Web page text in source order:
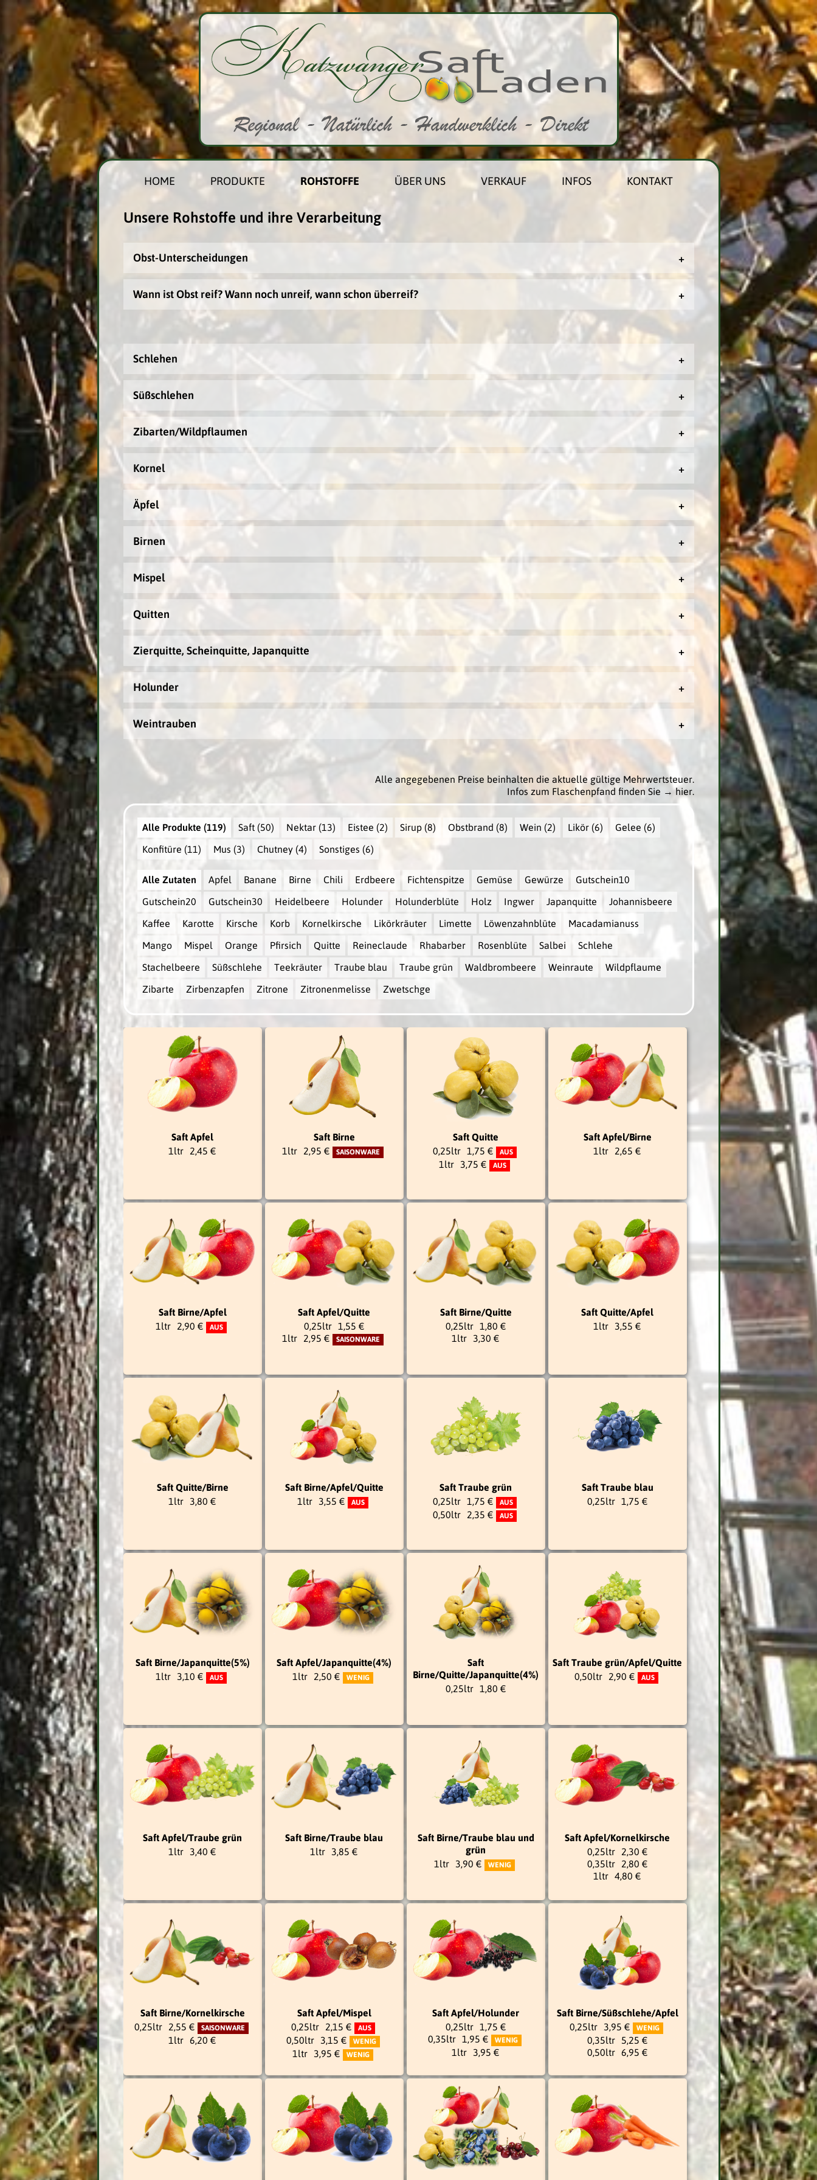
HOME PRODUKTE ROHSTOFFE ÜBER UNS VERKAUF INFOS KONTAKT
Unsere Rohstoffe und ihre Verarbeitung
Obst-Unterscheidungen
Wann ist Obst reif? Wann noch unreif, wann schon überreif?
Schlehen
Süßschlehen
Zibarten/Wildpflaumen
Kornel
Äpfel
Birnen
Mispel
Quitten
Zierquitte, Scheinquitte, Japanquitte
Holunder
Weintrauben
Alle angegebenen Preise beinhalten die aktuelle gültige Mehrwertsteuer.
Infos zum Flaschenpfand finden Sie → hier.
Alle Produkte (119) Saft(50) Nektar(13) Eistee (2) Sirup(8) Obstbrand (8) Wein (2) Likör(6) Gelee (6)
Konfitüre (11) Mus (3) Chutney(4) Sonstiges (6)
Alle Zutaten Apfel Banane Birne Chili Erdbeere Fichtenspitze Gemüse Gewürze
Gutschein10
Gutschein20
Gutschein30 Heidelbeere Holunder Holunderblüte Holz Ingwer Japanquitte
Johannisbeere
Kaffee
Karotte Kirsche Korb Kornelkirsche Likörkräuter Limette Löwenzahnblüte
Macadamianuss
Mango
Mispel Orange Pfirsich Quitte Reineclaude Rhabarber Rosenblüte Salbei
Schlehe
Stachelbeere
Süßschlehe Teekräuter Traube blau Traube grün Waldbrombeere Weinraute
Wildpflaume
Zibarte
Zirbenzapfen Zitrone Zitronenmelisse Zwetschge
Saft Apfel
1ltr
2,45 €
Saft Birne
1ltr
2,95 € SAISONWARE
Saft Quitte
0,25ltr 1,75 € AUS
1ltr 3,75 € AUS
Saft Apfel/Birne
1ltr
2,65 €
Saft Birne/Apfel
1ltr
2,90 € AUS
Saft Apfel/Quitte
0,25ltr 1,55 €
1ltr
2,95 € SAISONWARE
Saft Birne/Quitte
0,25ltr 1,80 €
1ltr
3,30 €
Saft Quitte/Apfel
1ltr
3,55 €
Saft Quitte/Birne
1ltr
3,80 €
Saft Birne/Apfel/Quitte
1ltr
3,55 € AUS
Saft Traube grün
0,25ltr 1,75 € AUS
0,50ltr 2,35 € AUS
Saft Traube blau
0,25ltr 1,75 €
Saft Birne/Japanquitte(5%)
1ltr
3,10 € AUS
Saft Apfel/Japanquitte(4%)
1ltr
2,50 € WENIG
Saft
Birne/Quitte/Japanquitte(4%)
0,25ltr 1,80 €
Saft Traube grün/Apfel/Quitte
0,50ltr
2,90 € AUS
Saft Apfel/Traube grün
1ltr
3,40 €
Saft Birne/Traube blau
1ltr
3,85 €
Saft Birne/Traube blau und
grün
1ltr
3,90 € WENIG
Saft Apfel/Kornelkirsche
0,25ltr
2,30 €
0,35ltr
2,80 €
1ltr 4,80 €
Saft Birne/Kornelkirsche
0,25ltr
2,55 € SAISONWARE
1ltr 6,20 €
Saft Apfel/Mispel
0,25ltr
2,15 € AUS
0,50ltr 3,15 € WENIG
1ltr 3,95 € WENIG
Saft Apfel/Holunder
0,25ltr 1,75 €
0,35ltr 1,95 € WENIG
1ltr 3,95 €
Saft Birne/Süßschlehe/Apfel
0,25ltr
3,95 € WENIG
0,35ltr
5,25 €
0,50ltr 6,95 €